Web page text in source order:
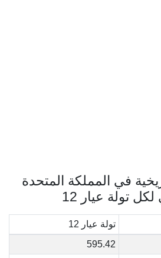
في المملكة المتحدة
تولة عيار 12
تولة عيار 12
595.42